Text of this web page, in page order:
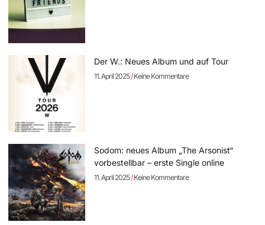
Der W.: Neues Album und auf Tour
11. April 2025 Keine Kommentare
Sodom: neues Album „The Arsonist“
vorbestellbar – erste Single online
11. April 2025 Keine Kommentare